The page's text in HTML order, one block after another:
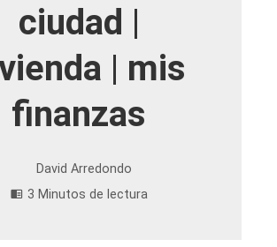
ciudad |
| mis
finanzas
David Arredondo
3 Minutos de lectura